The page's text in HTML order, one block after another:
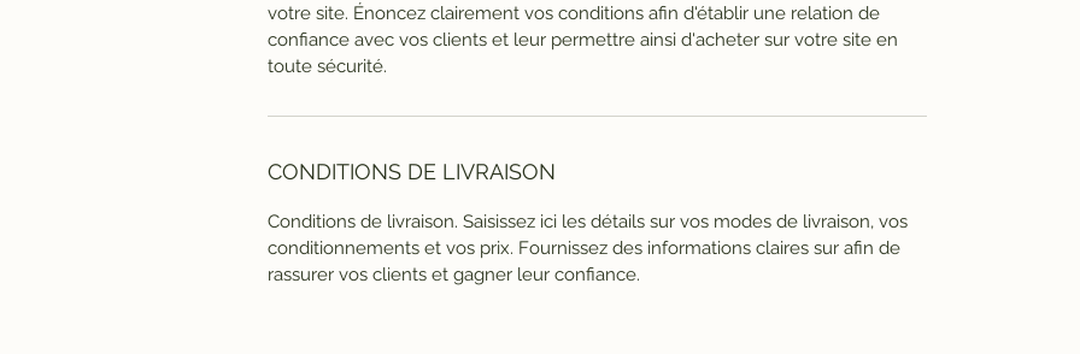
votre site. Énoncez clairement vos conditions afin d'établir une relation de
confiance avec vos clients et leur permettre ainsi d'acheter sur votre site en
toute sécurité.
CONDITIONS DE LIVRAISON
Conditions de livraison. Saisissez ici les détails sur vos modes de livraison, vos
conditionnements et vos prix. Fournissez des informations claires sur afin de
rassurer vos clients et gagner leur confiance.